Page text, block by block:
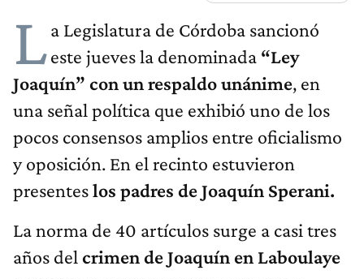
La Legislatura de Córdoba sancionó
este jueves la denominada “Ley
Joaquín” con un respaldo unánime, en
una señal política que exhibió uno de los
pocos consensos amplios entre oficialismo
y oposición. En el recinto estuvieron
presenteslos padres de Joaquín Sperani.
La norma de 40 artículos surge a casi tres
años del crimen de Joaquín en Laboulaye